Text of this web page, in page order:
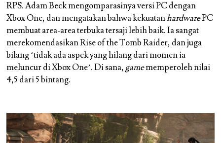
RPS. Adam Beck mengomparasinya versi PC dengan
Xbox One, dan mengatakan bahwa kekuatanhardwarePC
membuat area-area terbuka tersaji lebih baik. Ia sangat
merekomendasikan Rise of the Tomb Raider, dan juga
bilang ‘tidak ada aspek yang hilang dari momen ia
meluncur di Xbox One’. Di sana, gamememperoleh nilai
4,5 dari 5 bintang.